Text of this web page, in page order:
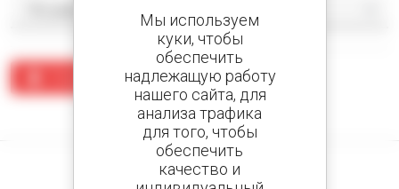
Создать предупреждение
По вашему запросу ничего не найдено.
Мы используем
куки, чтобы
обеспечить
надлежащую работу
нашего сайта, для
анализа трафика
для того, чтобы
обеспечить
качество и